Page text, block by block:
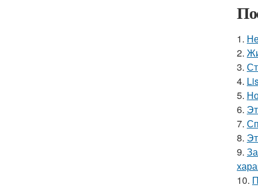
1.
2.
3.
4.
5.
6.
7.
8.
9.
10.